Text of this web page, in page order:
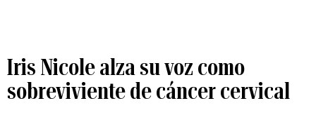
Iris Nicole alza su voz como
sobreviviente de cáncer cervical